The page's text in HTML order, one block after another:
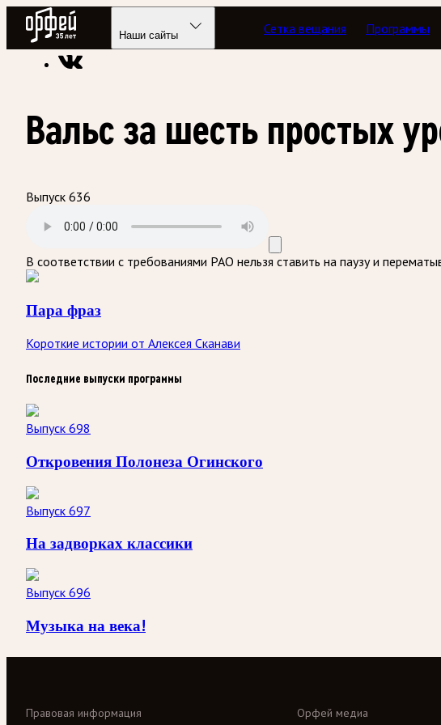
Радио Орфей
Наши сайты Сетка вещания Программы
Радио классической музыки «Орфей» Подкасты Пара фраз
Вальс за шесть простых
Выпуск 636
В соответствии с требованиями РАО нельзя ставить на паузу и
Пара фраз
Короткие истории от Алексея Сканави
Последние выпуски программы
Выпуск 698
Откровения Полонеза Огинского
Выпуск 697
На задворках классики
Выпуск 696
Музыка на века!
Орфей медиа
Правовая информация